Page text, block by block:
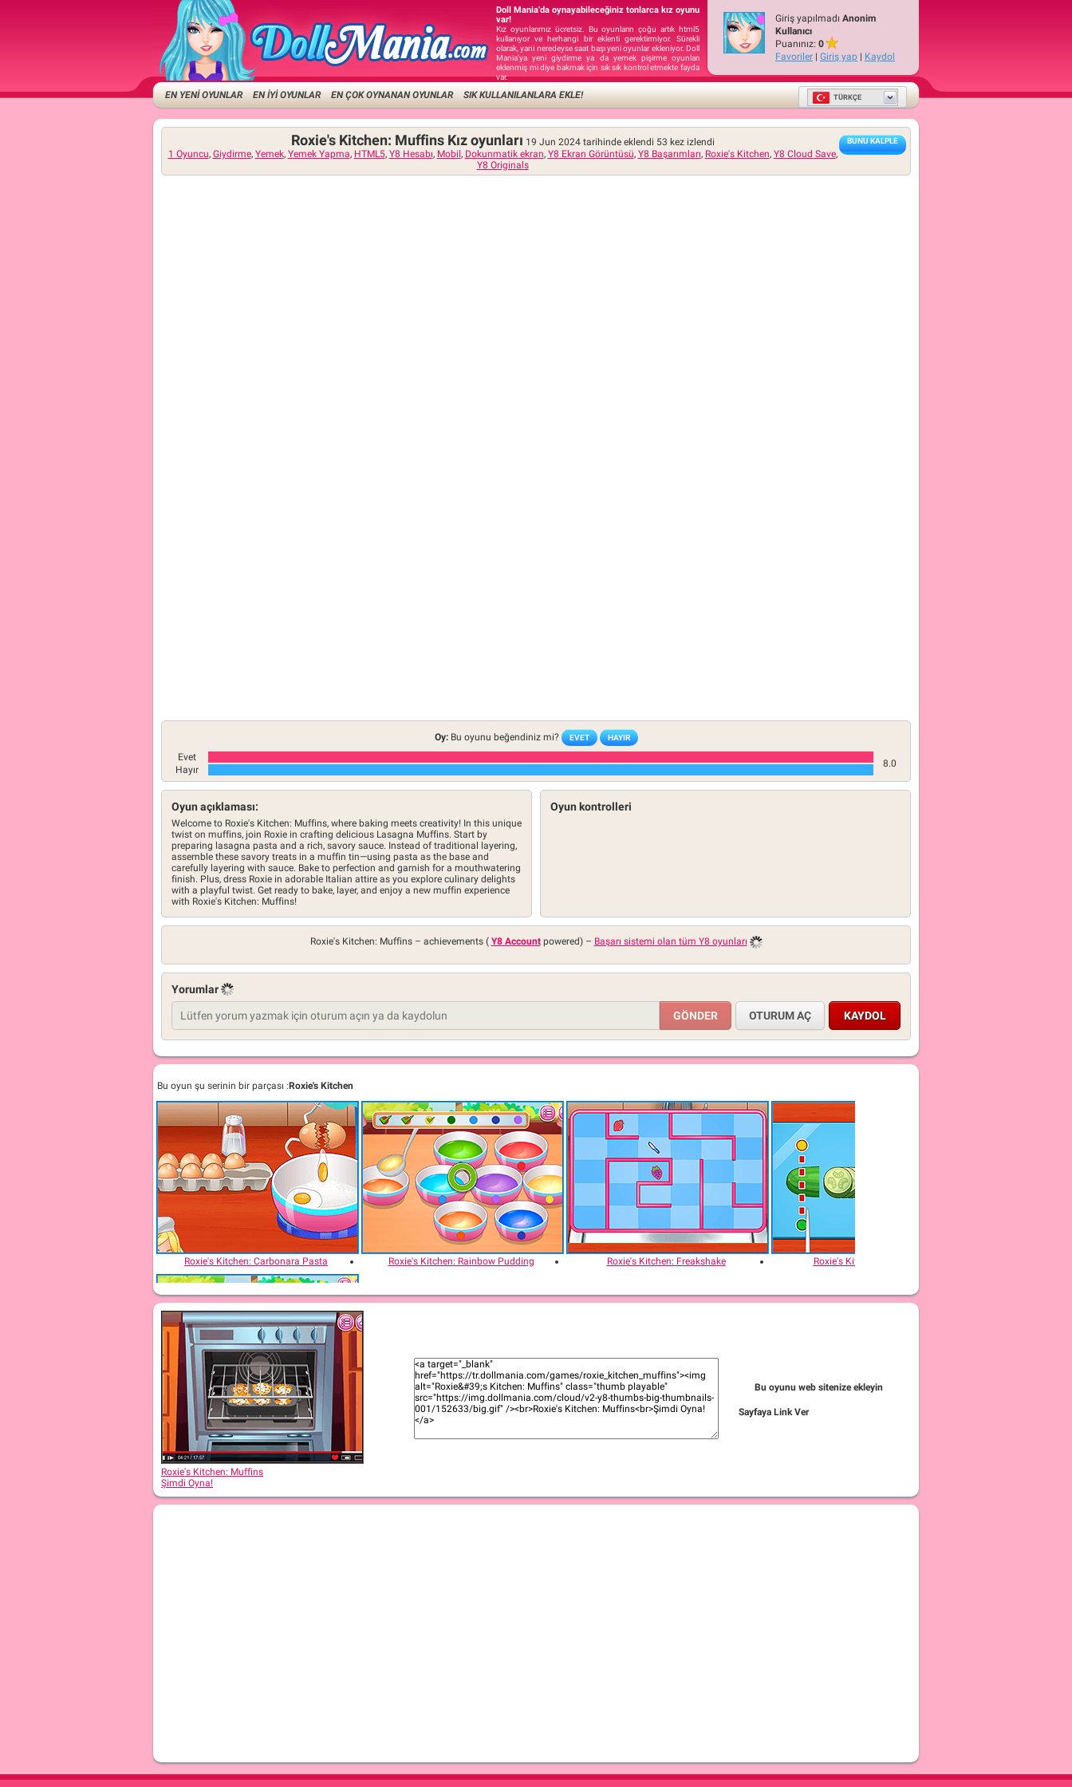
Doll Mania'da oynayabileceğiniz tonlarca kız oyunu
var!
Kız oyunlarımız ücretsiz. Bu oyunların çoğu artık html5
kullanıyor ve herhangi bir eklenti gerektirmiyor. Sürekli
olarak, yani neredeyse saat başı yeni oyunlar ekleniyor. Doll
Mania'ya yeni giydirme ya da yemek pişirme oyunları
eklenmiş mi diye bakmak için sık sık kontrol etmekte fayda
var.
Giriş yapılmadı Anonim
Kullanıcı
Puanınız: 0
Favoriler | Giriş yap | Kaydol
EN YENİ OYUNLAR EN İYİ OYUNLAR EN ÇOK OYNANAN OYUNLAR SIK KULLANILANLARA EKLE! TÜRKÇE
BUNU KALPLE
Roxie's Kitchen: Muffins Kız oyunları 19 Jun 2024 tarihinde eklendi 53 kez izlendi
1 Oyuncu, Giydirme, Yemek, Yemek Yapma, HTML5, Y8 Hesabı, Mobil , Dokunmatik ekran, Y8 Ekran Görüntüsü, Y8 Başarımları, Roxie's Kitchen, Y8 Cloud Save,
Y8 Originals
Oy:Bu oyunu beğendiniz mi? EVET HAYIR
Evet
8.0
Hayır
Oyun açıklaması:
Welcome to Roxie's Kitchen: Muffins, where baking meets creativity! In this unique
twist on muffins, join Roxie in crafting delicious Lasagna Muffins. Start by
preparing lasagna pasta and a rich, savory sauce. Instead of traditional layering,
assemble these savory treats in a muffin tin—using pasta as the base and
carefully layering with sauce. Bake to perfection and garnish for a mouthwatering
finish. Plus, dress Roxie in adorable Italian attire as you explore culinary delights
with a playful twist. Get ready to bake, layer, and enjoy a new muffin experience
with Roxie's Kitchen: Muffins!
Oyun kontrolleri
Roxie's Kitchen: Muffins – achievements ( Y8 Accountpowered) – Başarı sistemi olan tüm Y8 oyunları
Yorumlar
OTURUM AÇ KAYDOL
Bu oyun şu serinin bir parçası :Roxie's Kitchen
Roxie's Kitchen: Carbonara Pasta Roxie's Kitchen: Rainbow Pudding Roxie's Kitchen: Freakshake Roxie's Kitchen: Ratatouille
Roxie's Kitchen: Jalapeño Popper
Roxie's Kitchen: Muffins
Şimdi Oyna!
Bu oyunu web sitenize ekleyin
Sayfaya Link Ver